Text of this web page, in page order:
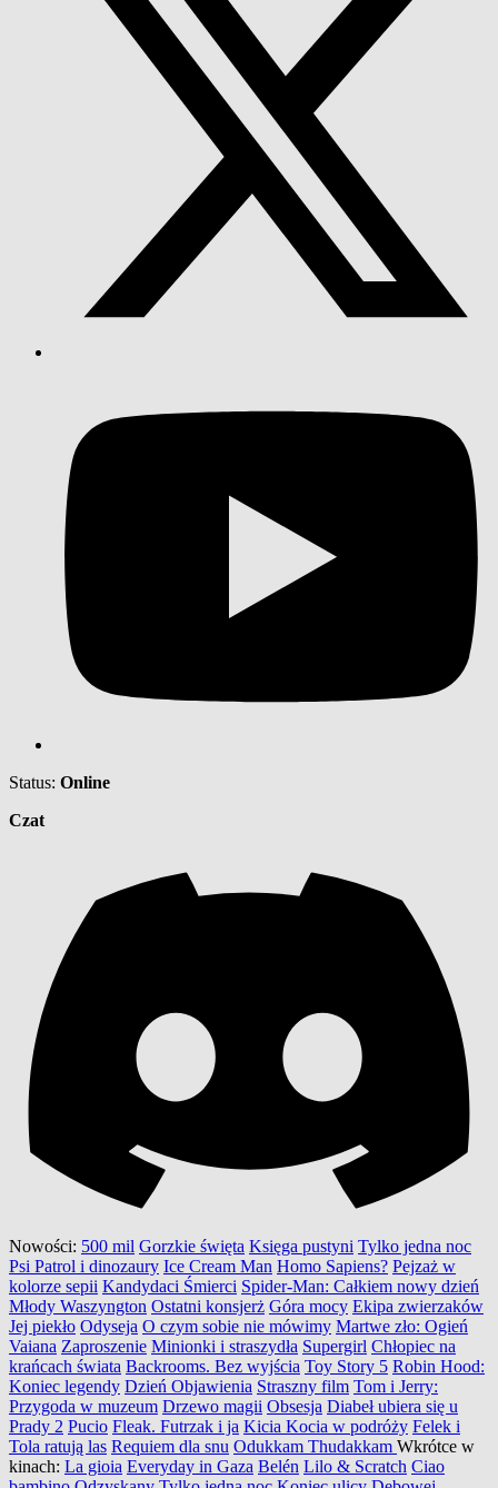
Status: Online
Czat
Nowości: 500 mil Gorzkie święta Księga pustyni Tylko jedna noc
Psi Patrol i dinozaury Ice Cream Man Homo Sapiens? Pejzaż w
kolorze sepii Kandydaci Śmierci Spider-Man: Całkiem nowy dzień
Młody Waszyngton Ostatni konsjerż Góra mocy Ekipa zwierzaków
Jej piekło Odyseja O czym sobie nie mówimy Martwe zło: Ogień
Vaiana Zaproszenie Minionki i straszydła Supergirl Chłopiec na
krańcach świata Backrooms. Bez wyjścia Toy Story 5 Robin Hood:
Koniec legendy Dzień Objawienia Straszny film Tom i Jerry:
Przygoda w muzeum Drzewo magii Obsesja Diabeł ubiera się u
Prady 2 Pucio Fleak. Futrzak i ja Kicia Kocia w podróży Felek i
Tola ratują las Requiem dla snu Odukkam Thudakkam Wkrótce w
kinach: La gioia Everyday in Gaza Belén Lilo & Scratch Ciao